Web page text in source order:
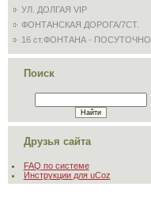
УЛ. ДОЛГАЯ VIP
ФОНТАНСКАЯ ДОРОГА/7СТ.
16 ст.ФОНТАНА - ПОСУТОЧНО
Поиск
Друзья сайта
FAQ по системе
Инструкции для uCoz